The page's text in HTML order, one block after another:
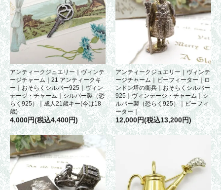
アンティークジュエリー｜ヴィンテ
ージチャーム｜21 アンティークキ
ー｜おそらくシルバー925｜ヴィン
テージ・チャーム｜シルバー製（恐
らく925）｜成人21歳キー(今は18
歳)
4,000円(税込4,400円)
アンティークジュエリー｜ヴィンテ
ージチャーム｜ビーフィーター｜ロ
ンドン塔の衛兵｜おそらくシルバー
925｜ヴィンテージ・チャーム｜シ
ルバー製（恐らく925）｜ビーフィ
ーター｜
12,000円(税込13,200円)